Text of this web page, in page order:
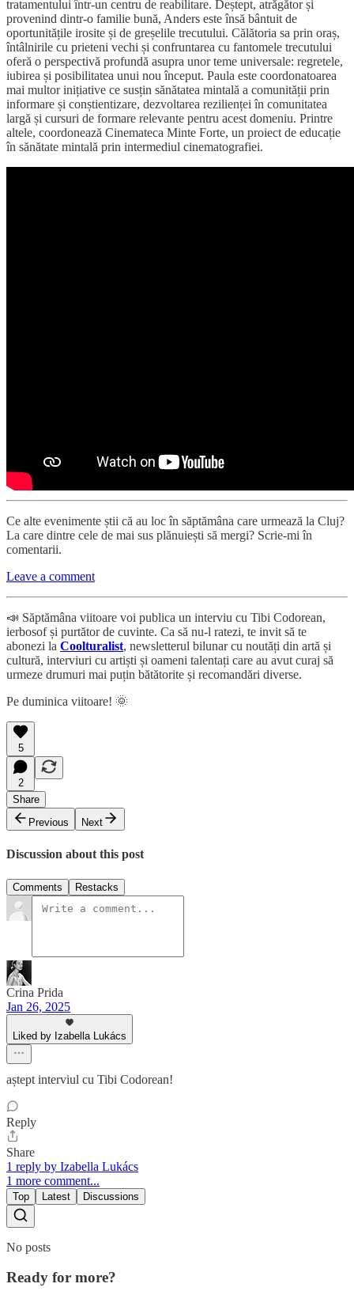
tratamentului într-un centru de reabilitare. Deștept, atrăgător și
provenind dintr-o familie bună, Anders este însă bântuit de
oportunitățile irosite și de greșelile trecutului. Călătoria sa prin oraș,
întâlnirile cu prieteni vechi și confruntarea cu fantomele trecutului
oferă o perspectivă profundă asupra unor teme universale: regretele,
iubirea și posibilitatea unui nou început. Paula este coordonatoarea
mai multor inițiative ce susțin sănătatea mintală a comunității prin
informare și conștientizare, dezvoltarea rezilienței în comunitatea
largă și cursuri de formare relevante pentru acest domeniu. Printre
altele, coordonează Cinemateca Minte Forte, un proiect de educație
în sănătate mintală prin intermediul cinematografiei.
Ce alte evenimente știi că au loc în săptămâna care urmează la Cluj?
La care dintre cele de mai sus plănuiești să mergi? Scrie-mi în
comentarii.
Leave a comment
📣 Săptămâna viitoare voi publica un interviu cu Tibi Codorean,
ierbosof și purtător de cuvinte. Ca să nu-l ratezi, te invit să te
abonezi la Coolturalist, newsletterul bilunar cu noutăți din artă și
cultură, interviuri cu artiști și oameni talentați care au avut curaj să
urmeze drumuri mai puțin bătătorite și recomandări diverse.
Pe duminica viitoare! 🌞
5
2
Share
Previous
Next
Discussion about this post
Comments Restacks
Crina Prida
Jan 26, 2025
Liked by Izabella Lukács
aștept interviul cu Tibi Codorean!
Reply
Share
1 reply by Izabella Lukács
1 more comment...
Top Latest Discussions
No posts
Ready for more?